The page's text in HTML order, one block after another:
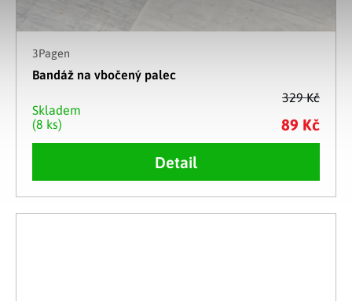
329 Kč
3Pagen
Bandáž na vbočený palec
Skladem
(8 ks)
89 Kč
Detail